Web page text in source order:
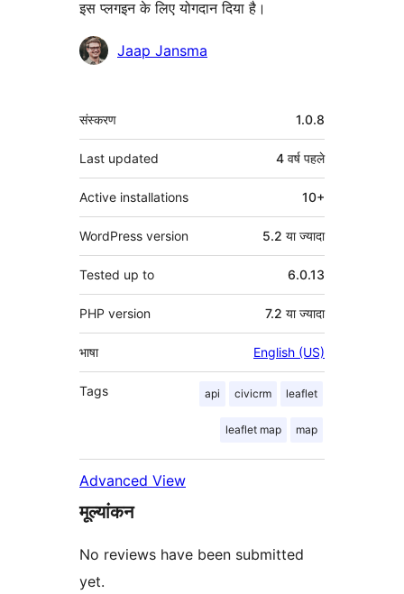
इस प्लगइन के लिए योगदान दिया है।
योगदानकर्ताJaap Jansma
मेटा
संस्करण 1.0.8
Last updated 4 वर्ष पहले
Active installations 10+
WordPress version 5.2 या ज्यादा
Tested up to 6.0.13
PHP version 7.2 या ज्यादा
भाषा English (US)
Tags api civicrm leaflet
leaflet map map
Advanced View
मूल्यांकन
No reviews have been submitted
yet.